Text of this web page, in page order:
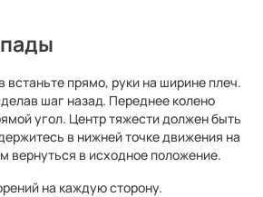
прямо, руки на ширине плеч.
шаг назад. Переднее колено
угол. Центр тяжести должен быть
в нижней точке движения на
вернуться в исходное положение.
на каждую сторону.